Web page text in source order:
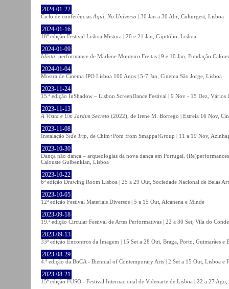
2024-01-22
Ciclo de conferências Aqui, No Universo | 30 Jan a 30 Abr, Culturgest, Lisboa
2024-01-16
18º edição Festival Lisboa Mistura | 20 e 21 Jan, Capitólio, Lisboa
2024-01-09
Idiota , performance de Marlene Monteiro Freitas | 9 e 10 Jan, Fundação
2024-01-04
Mostra de Cinema IPO Lisboa 100 Anos | 5-7 Jan, Cinema São Jorge, Lisboa
2023-11-24
15.ª edição InShadow – Lisbon ScreenDance Festival | 9 Nov - 15 Dez, Vários
2023-11-13
A Visita e Um Jardim Secreto (2022), de Irene M. Borrego | Estreia 16 Nov,
2023-11-08
Instalação Side Trip , de Chim↑Pom from Smappa!Group | 11 a 19 Nov,
2023-10-30
Dança não dança – arqueologias da nova dança em Portugal.
Calouste Gulbenkian, Lisboa
2023-10-22
6ª edição Drawing Room Lisboa | 25 a 29 Out, Sociedade Nacional de Belas
2023-10-05
12ª edição Festival Materiais Diversos | 5 a 15 Out, Alcanena e Minde
2023-09-18
19.ª edição Circular Festival de Artes Performativas | 22 a 30 Set, Vila do Conde
2023-09-13
33ª edição Encontros da Imagem | 15 Set a 28 Out, Braga, Porto, Guimarães e
2023-08-29
4.ª edição da BoCA - Biennial of Contemporary Arts | 2 Set a 15 Out, Lisboa e
2023-08-21
15ª edição FUSO - Festival Internacional de Videoarte de Lisboa | 22 a 27